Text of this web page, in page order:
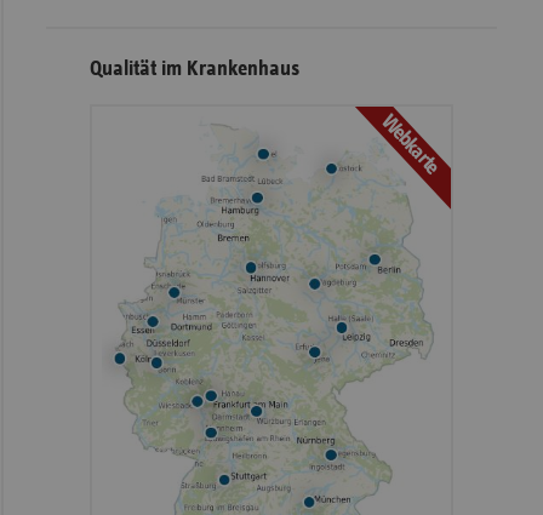
Qualität im Krankenhaus
Webkarte